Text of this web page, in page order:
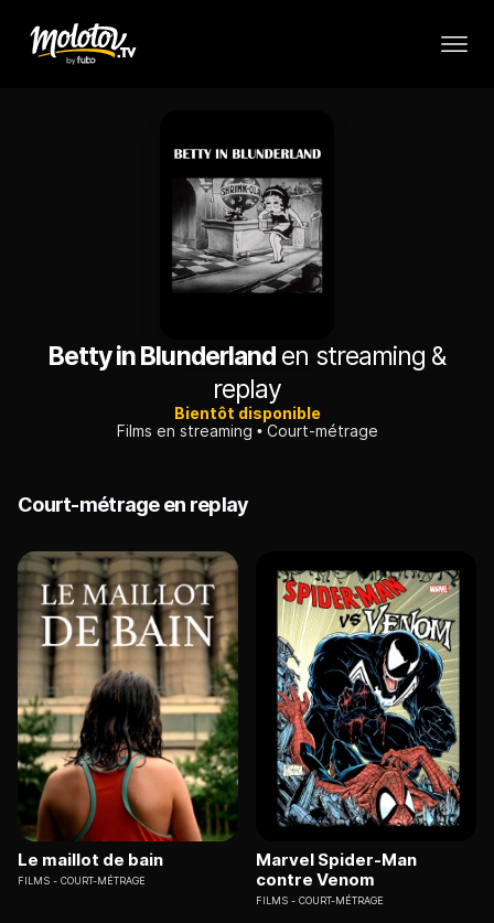
Betty in Blunderland en streaming &
replay
Bientôt disponible
Films en streaming
Court-métrage
Court-métrage en replay
Le maillot de bain
FILMS COURT-MÉTRAGE
Marvel Spider-Man
contre Venom
FILMS COURT-MÉTRAGE